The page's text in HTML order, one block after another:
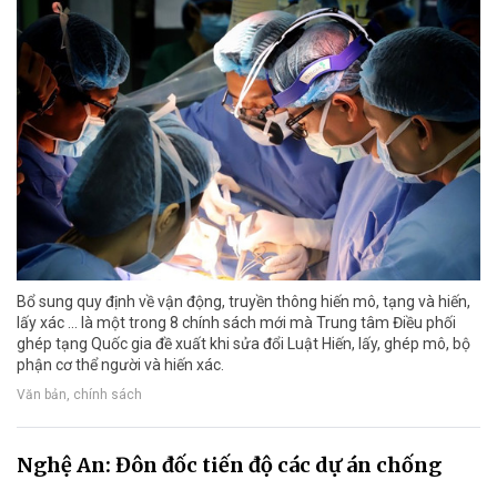
Bổ sung quy định về vận động, truyền thông hiến mô, tạng và hiến,
lấy xác ... là một trong 8 chính sách mới mà Trung tâm Điều phối
ghép tạng Quốc gia đề xuất khi sửa đổi Luật Hiến, lấy, ghép mô, bộ
phận cơ thể người và hiến xác.
Văn bản, chính sách
Nghệ An: Đôn đốc tiến độ các dự án chống